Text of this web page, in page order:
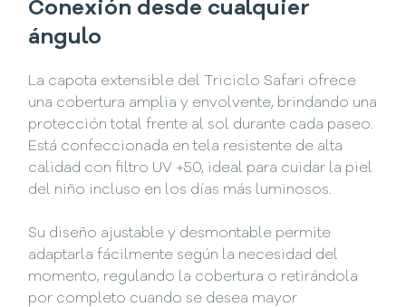
Conexión desde cualquier
ángulo
La capota extensible del Triciclo Safari ofrece
una cobertura amplia y envolvente, brindando una
protección total frente al sol durante cada paseo.
Está confeccionada en tela resistente de alta
calidad con filtro UV +50, ideal para cuidar la piel
del niño incluso en los días más luminosos.
Su diseño ajustable y desmontable permite
adaptarla fácilmente según la necesidad del
momento, regulando la cobertura o retirándola
por completo cuando se desea mayor